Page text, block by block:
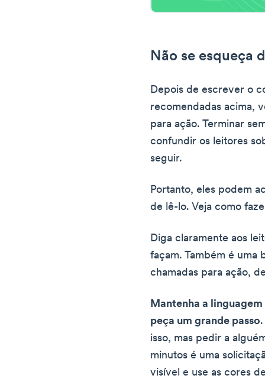
Não se esqueça
Depois de escrever o
recomendadas acima,
para ação. Terminar
confundir os leitores
seguir.
Portanto, eles podem
de lê-lo. Veja como
Diga claramente aos
façam. Também é uma
chamadas para ação,
Mantenha a
peça um grande passo
isso, mas pedir a
minutos é uma
visível e use as cores